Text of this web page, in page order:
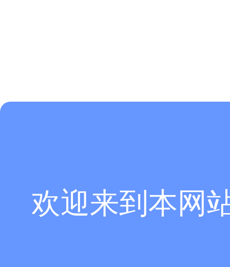
欢迎来到本网